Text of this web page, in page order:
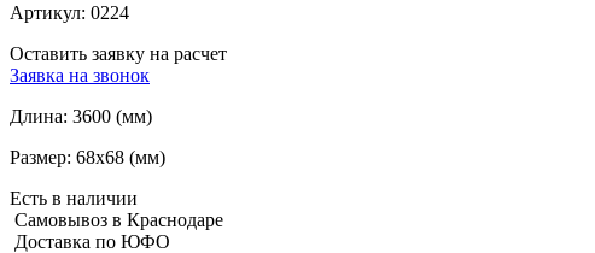
Артикул: 0224
Оставить заявку на расчет
Заявка на звонок
Длина: 3600 (мм)
Размер: 68x68 (мм)
Есть в наличии
Самовывоз в Краснодаре
Доставка по ЮФО